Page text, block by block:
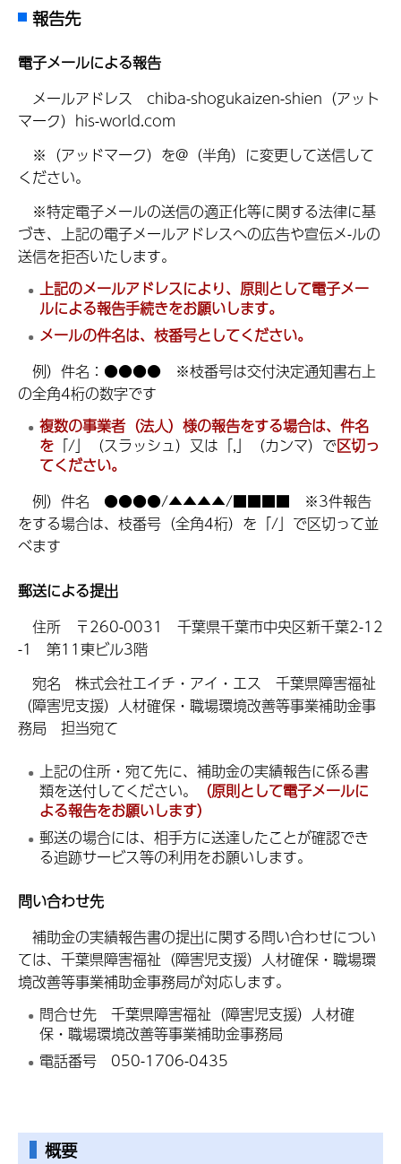
報告先
電子メールによる報告
メールアドレス chiba-shogukaizen-shien（アット
マーク）his-world.com
※（アッドマーク）を@（半角）に変更して送信して
ください。
※特定電子メールの送信の適正化等に関する法律に基
づき、上記の電子メールアドレスへの広告や宣伝メ-ルの
送信を拒否いたします。
上記のメールアドレスにより、原則として電子メー
ルによる報告手続きをお願いします。
メールの件名は、枝番号としてください。
例）件名：●●●● ※枝番号は交付決定通知書右上
の全角4桁の数字です
複数の事業者（法人）様の報告をする場合は、件名
を 「/」（スラッシュ）又は「,」（カンマ）で区切っ
てください。
例）件名 ●●●●/▲▲▲▲/■■■■ ※3件報告
をする場合は、枝番号（全角4桁）を「/」で区切って並
べます
郵送による提出
住所 〒260-0031 千葉県千葉市中央区新千葉2-12
-1 第11東ビル3階
宛名 株式会社エイチ・アイ・エス 千葉県障害福祉
（障害児支援）人材確保・職場環境改善等事業補助金事
務局 担当宛て
上記の住所・宛て先に、補助金の実績報告に係る書
類を送付してください。
（原則として電子メールに
よる報告をお願いします）
郵送の場合には、相手方に送達したことが確認でき
る追跡サービス等の利用をお願いします。
問い合わせ先
補助金の実績報告書の提出に関する問い合わせについ
ては、千葉県障害福祉（障害児支援）人材確保・職場環
境改善等事業補助金事務局が対応します。
問合せ先 千葉県障害福祉（障害児支援）人材確
保・職場環境改善等事業補助金事務局
電話番号 050-1706-0435
概要